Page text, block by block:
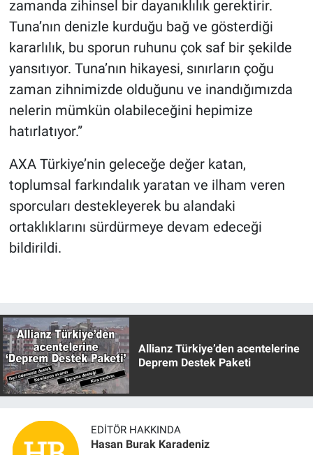
zamanda zihinsel bir dayanıklılık gerektirir.
Tuna’nın denizle kurduğu bağ ve gösterdiği
kararlılık, bu sporun ruhunu çok saf bir şekilde
yansıtıyor. Tuna’nın hikayesi, sınırların çoğu
zaman zihnimizde olduğunu ve inandığımızda
nelerin mümkün olabileceğini hepimize
hatırlatıyor.”
AXA Türkiye’nin geleceğe değer katan,
toplumsal farkındalık yaratan ve ilham veren
sporcuları destekleyerek bu alandaki
ortaklıklarını sürdürmeye devam edeceği
bildirildi.
Allianz Türkiye’den acentelerine
Deprem Destek Paketi
EDITÖR HAKKINDA
Hasan Burak Karadeniz